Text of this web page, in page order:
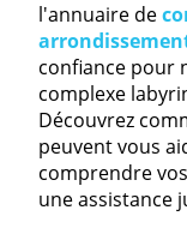
l'annuaire de
confiance pour
complexe
Découvrez
peuvent vous
comprendre
une assistance